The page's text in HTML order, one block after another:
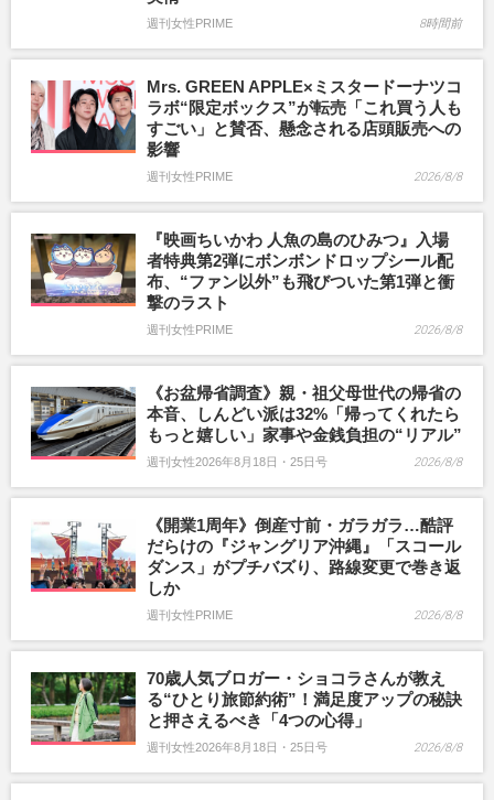
週刊女性PRIME 8時間前
Mrs. GREEN APPLE×ミスタードーナツコ
ラボ“限定ボックス”が転売「これ買う人も
すごい」と賛否、懸念される店頭販売への
影響
週刊女性PRIME 2026/8/8
『映画ちいかわ 人魚の島のひみつ』入場
者特典第2弾にボンボンドロップシール配
布、“ファン以外”も飛びついた第1弾と衝
撃のラスト
週刊女性PRIME 2026/8/8
《お盆帰省調査》親・祖父母世代の帰省の
本音、しんどい派は32%「帰ってくれたら
もっと嬉しい」家事や金銭負担の“リアル”
週刊女性2026年8月18日・25日号 2026/8/8
《開業1周年》倒産寸前・ガラガラ…酷評
だらけの『ジャングリア沖縄』「スコール
ダンス」がプチバズり、路線変更で巻き返
しか
週刊女性PRIME 2026/8/8
70歳人気ブロガー・ショコラさんが教え
る“ひとり旅節約術”！満足度アップの秘訣
と押さえるべき「4つの心得」
週刊女性2026年8月18日・25日号 2026/8/8